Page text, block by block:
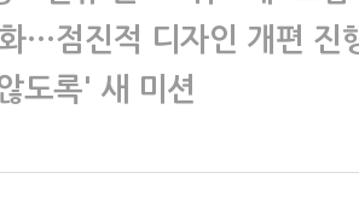
…점진적 디자인 개편 진
도록' 새 미션